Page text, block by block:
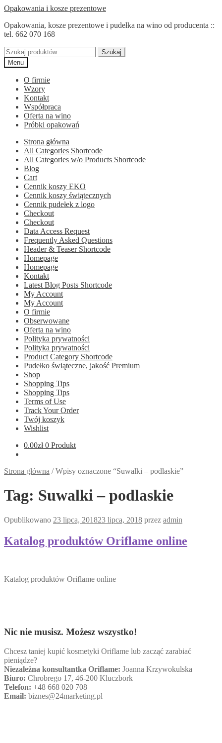
Przejdź
nawigacji
Przejdź
treści
Opakowania i kosze prezentowe
Opakowania, kosze prezentowe i pudełka na wino od producenta ::
tel. 662 070 168
Szukaj:
Szukaj
Menu
O firmie
Wzory
Kontakt
Współpraca
Oferta na wino
Próbki opakowań
Strona główna
All Categories Shortcode
All Categories w/o Products Shortcode
Blog
Cart
Cennik koszy EKO
Cennik koszy świątecznych
Cennik pudełek z logo
Checkout
Checkout
Data Access Request
Frequently Asked Questions
Header & Teaser Shortcode
Homepage
Homepage
Kontakt
Latest Blog Posts Shortcode
My Account
My Account
O firmie
Obserwowane
Oferta na wino
Polityka prywatności
Polityka prywatności
Product Category Shortcode
Pudełko świąteczne, jakość Premium
Shop
Shopping Tips
Shopping Tips
Terms of Use
Track Your Order
Twój koszyk
Wishlist
0.00zł 0 Produkt
Strona główna /Wpisy oznaczone “Suwalki – podlaskie”
Tag: Suwalki – podlaskie
Opublikowano 23 lipca, 201823 lipca, 2018 przez admin
Katalog produktów Oriflame online
Katalog produktów Oriflame online
Nic nie musisz. Możesz wszystko!
Chcesz taniej kupić kosmetyki Oriflame lub zacząć zarabiać
pieniądze?
Niezależna konsultantka Oriflame: Joanna Krzywokulska
Biuro: Chrobrego 17, 46-200 Kluczbork
Telefon: +48 668 020 708
Email: biznes@24marketing.pl